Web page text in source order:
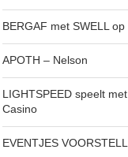
BERGAF met SWELL
APOTH – Nelson
LIGHTSPEED speelt
Casino
EVENTJES